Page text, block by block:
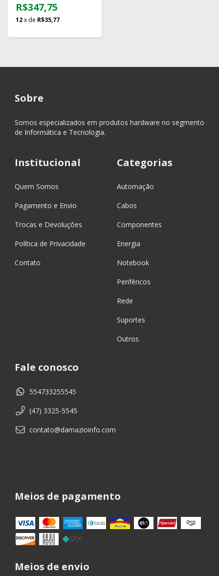
R$347,75
12x de R$35,77
Sobre
Somos especializados em produtos hardware no segmento
de Informática e Tecnologia.
Institucional
Quem Somos
Pagamento e Envio
Trocas e Devoluções
Política de Privacidade
Contato
Categorias
Automação
Cabos
Componentes
Energia
Notebook
Periféricos
Rede
Suportes
Outros
Fale conosco
554733255545
(47) 3325-5545
contato@damazioinfo.com
Meios de pagamento
Meios de envio